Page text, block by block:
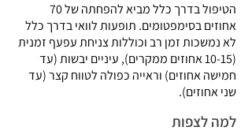
הטיפול בדרך כלל מביא להפחתה של 70
אחוזים בסימפטומים. תופעות לוואי בדרך כלל
לא נמשכות זמן רב וכוללות צניחת עפעף זמנית
(10-15 אחוזים ממקרים), עיניים יבשות (עד
חמישה אחוזים) וראייה כפולה לטווח קצר (עד
שני אחוזים).
למה לצפות